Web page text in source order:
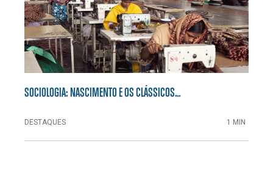
SOCIOLOGIA: NASCIMENTO E OS CLÁSSICOS…
DESTAQUES 1 MIN